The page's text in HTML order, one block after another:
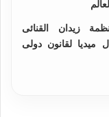
زيدان القنائى
لقانون دولى